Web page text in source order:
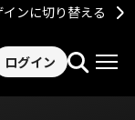
インに切り替える
ログイン